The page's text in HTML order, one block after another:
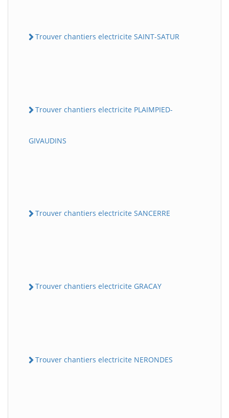
Trouver chantiers electricite SAINT-SATUR
Trouver chantiers electricite PLAIMPIED-
GIVAUDINS
Trouver chantiers electricite SANCERRE
Trouver chantiers electricite GRACAY
Trouver chantiers electricite NERONDES